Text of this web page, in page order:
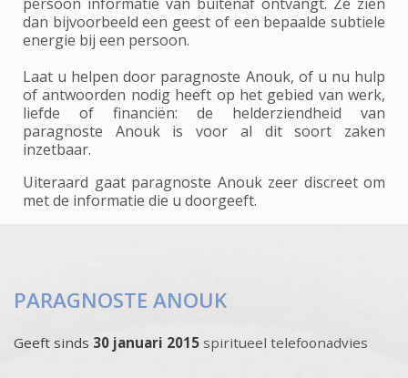
dan bijvoorbeeld een geest of een bepaalde subtiele
energie bij een persoon.
Laat u helpen door paragnoste Anouk, of u nu hulp
of antwoorden nodig heeft op het gebied van werk,
liefde of financiën: de helderziendheid van
paragnoste Anouk is voor al dit soort zaken
inzetbaar.
Uiteraard gaat paragnoste Anouk zeer discreet om
met de informatie die u doorgeeft.
PARAGNOSTE ANOUK
Geeft sinds 30 januari 2015 spiritueel telefoonadvies